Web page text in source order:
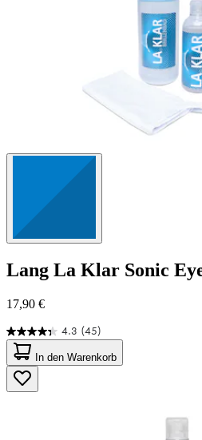
Lang La Klar Sonic
17,90 €
4.3 (45)
4.3
von
5
Sternen.
45
In den Warenkorb